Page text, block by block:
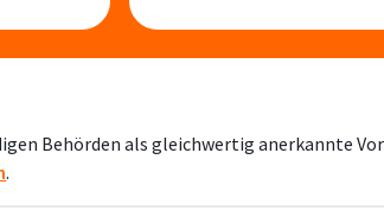
Behörden als gleichwertig anerkannte
.